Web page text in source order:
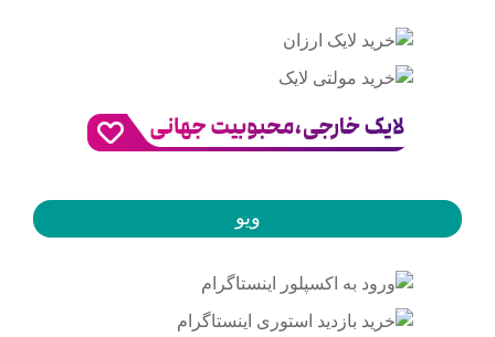
ویو